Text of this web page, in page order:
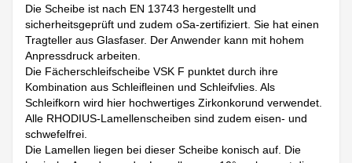
Die Scheibe ist nach EN 13743 hergestellt und
sicherheitsgeprüft und zudem oSa-zertifiziert. Sie hat einen
Tragteller aus Glasfaser. Der Anwender kann mit hohem
Anpressdruck arbeiten.
Die Fächerschleifscheibe VSK F punktet durch ihre
Kombination aus Schleifleinen und Schleifvlies. Als
Schleifkorn wird hier hochwertiges Zirkonkorund verwendet.
Alle RHODIUS-Lamellenscheiben sind zudem eisen- und
schwefelfrei.
Die Lamellen liegen bei dieser Scheibe konisch auf. Die